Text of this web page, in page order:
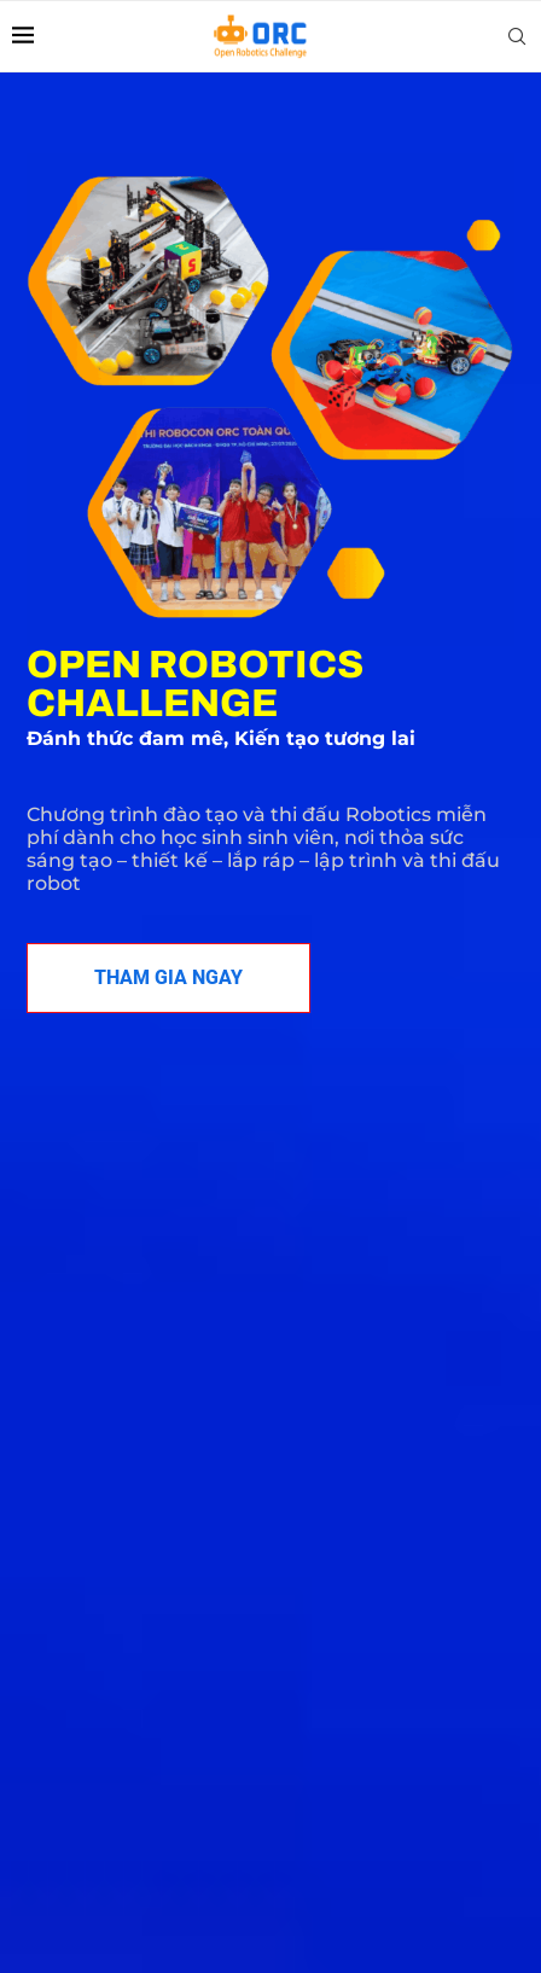
OPEN ROBOTICS
CHALLENGE
Đánh thức đam mê, Kiến tạo tương lai
Chương trình đào tạo và thi đấu Robotics miễn
phí dành cho học sinh sinh viên, nơi thỏa sức
sáng tạo – thiết kế – lắp ráp – lập trình và thi đấu
robot
THAM GIA NGAY